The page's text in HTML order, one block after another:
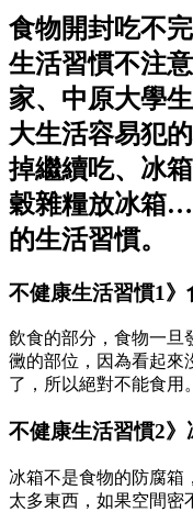
食物開封吃不
生活習慣不注
家、中原大學
大生活容易犯
掉繼續吃、冰
穀雜糧放冰箱
的生活習慣。
不健康生活習慣1
飲食的部分，食物一旦
黴的部位，因為看起來
了，所以絕對不能食用。
不健康生活習慣2》
冰箱不是食物的防腐箱
太多東西，如果空間密